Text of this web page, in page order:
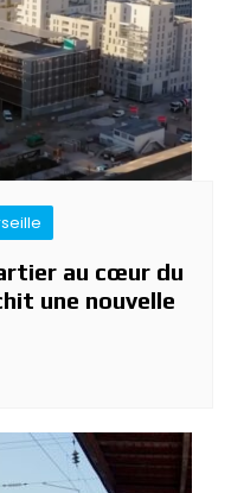
au cœur du
une nouvelle